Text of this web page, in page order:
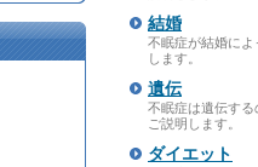
結婚
不眠症が結婚に
します。
遺伝
不眠症は遺伝す
ご説明します。
ダイエット